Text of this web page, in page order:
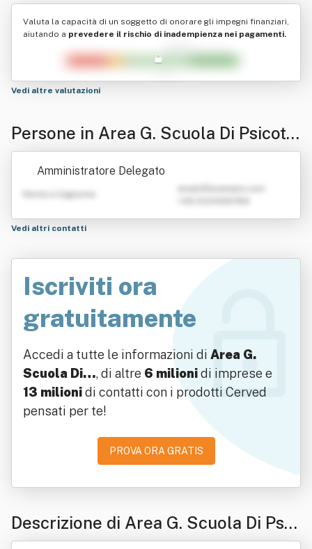
Orientamento Psicoanalitico Per
Adolescenti Ed Adulti Srl
Valuta la capacità di un soggetto di onorare gli impegni finanziari,
aiutando a prevedere il rischio di inadempienza nei pagamenti.
Vedi altre valutazioni
Persone in Area G. Scuola Di Psicote
rapia Ad Orientamento Psicoanalitic
o Per Adolescenti Ed Adulti Srl
Amministratore Delegato
Nome e Cognome
Vedi altri contatti
Iscriviti ora
gratuitamente
Accedi a tutte le informazioni di Area G.
Scuola Di…, di altre 6 milionidi imprese e
13 milionidi contatti con i prodotti Cerved
pensati per te!
PROVA ORA GRATIS
Descrizione di Area G. Scuola Di Psic